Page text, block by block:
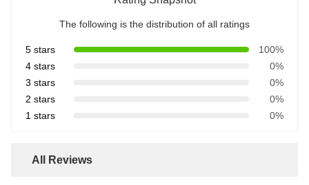
The following is the distribution of all ratings
5 stars
100%
4 stars
0%
3 stars
0%
2 stars
0%
1 stars
0%
All Reviews